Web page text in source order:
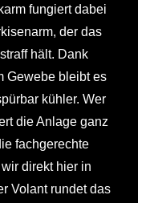
fungiert dabei
der das
hält. Dank
Gewebe bleibt es
kühler. Wer
die Anlage ganz
fachgerechte
direkt hier in
Volant rundet das